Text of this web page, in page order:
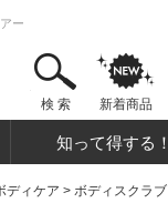
ー
検 索 新着商品
知って得する！
ディケア > ボディスクラブ